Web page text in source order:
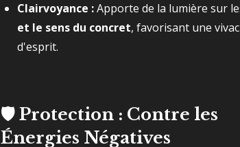
Clairvoyance :Apporte de la lumière sur
et le sens du concret, favorisant une
d'esprit.
🛡️ Protection : Contre les
Énergies Négatives